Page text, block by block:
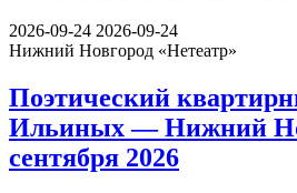
2026-09-24 2026-09-24
Нижний Новгород «Нетеатр»
Поэтический
Ильиных — Нижний
сентября 2026